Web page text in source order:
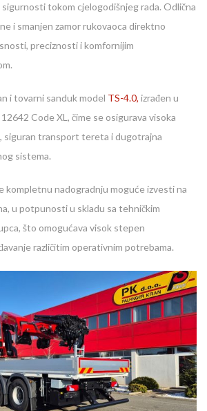
tokom cjelogodišnjeg rada. Odlična
i smanjen zamor rukovaoca direktno
preciznosti i komfornijim
i tovarni sanduk model TS-4.0, izrađen u
Code XL, čime se osigurava visoka
siguran transport tereta i dugotrajna
sistema.
kompletnu nadogradnju moguće izvesti na
u potpunosti u skladu sa tehničkim
što omogućava visok stepen
različitim operativnim potrebama.